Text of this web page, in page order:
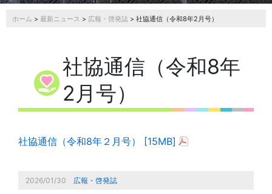
ホーム > 最新ニュース > 広報・啓発誌 > 社協通信（令和8年2月号）
社協通信（令和8年
2月号）
社協通信（令和8年２月号） [15MB]
2026/01/30 広報・啓発誌